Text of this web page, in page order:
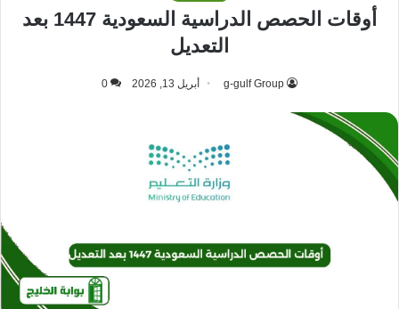
أوقات الحصص الدراسية السعودية 1447 بعد
التعديل
g-gulf Group أبريل 13, 2026 0